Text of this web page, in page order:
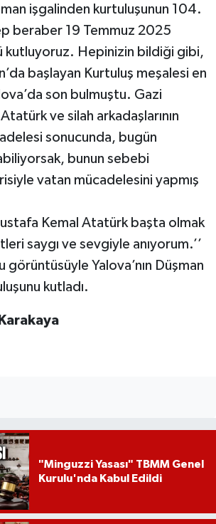
işgalinden kurtuluşunun 104.
beraber 19 Temmuz 2025
kutluyoruz. Hepinizin bildiği gibi,
başlayan Kurtuluş meşalesi en
son bulmuştu. Gazi
ve silah arkadaşlarının
sonucunda, bugün
bunun sebebi
vatan mücadelesini yapmış
Kemal Atatürk başta olmak
saygı ve sevgiyle anıyorum.’’
görüntüsüyle Yalova’nın Düşman
kutladı.
"Minguzzi Yasası" TBMM Genel
Kurulu'nda Kabul Edildi